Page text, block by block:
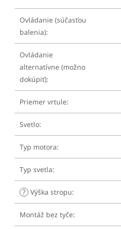
Ovládanie (súčasťou
balenia):
Ovládanie
alternatívne (možno
dokúpiť):
Priemer vrtule:
Svetlo:
Typ motora:
Typ svetla:
? Výška stropu:
Montáž bez tyče: